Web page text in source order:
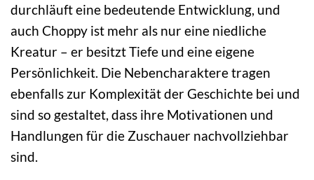
durchläuft eine bedeutende Entwicklung, und
auch Choppy ist mehr als nur eine niedliche
Kreatur – er besitzt Tiefe und eine eigene
Persönlichkeit. Die Nebencharaktere tragen
ebenfalls zur Komplexität der Geschichte bei und
sind so gestaltet, dass ihre Motivationen und
Handlungen für die Zuschauer nachvollziehbar
sind.